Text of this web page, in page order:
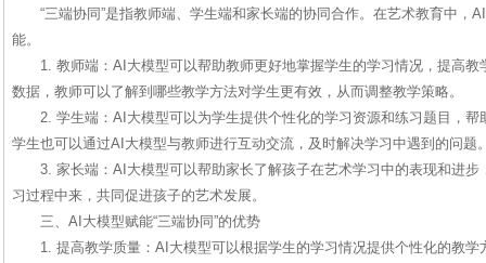
“三端协同”是指教师端、学生端和家长端的协同合作。在艺术教育中，
能。
1. 教师端：AI大模型可以帮助教师更好地掌握学生的学习情况，提高
数据，教师可以了解到哪些教学方法对学生更有效，从而调整教学策略。
2. 学生端：AI大模型可以为学生提供个性化的学习资源和练习题目，
学生也可以通过AI大模型与教师进行互动交流，及时解决学习中遇到的问题
3. 家长端：AI大模型可以帮助家长了解孩子在艺术学习中的表现和进
习过程中来，共同促进孩子的艺术发展。
三、AI大模型赋能“三端协同”的优势
1. 提高教学质量：AI大模型可以根据学生的学习情况提供个性化的教